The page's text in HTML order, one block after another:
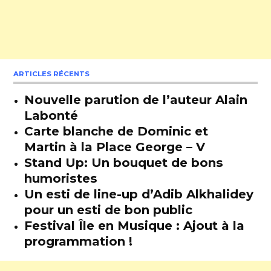
ARTICLES RÉCENTS
Nouvelle parution de l’auteur Alain
Labonté
Carte blanche de Dominic et
Martin à la Place George – V
Stand Up: Un bouquet de bons
humoristes
Un esti de line-up d’Adib Alkhalidey
pour un esti de bon public
Festival Île en Musique : Ajout à la
programmation !